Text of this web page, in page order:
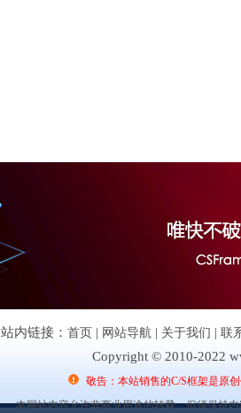
站内链接： 首页 | 网站导航 | 关于我们 | 联
Copyright © 2010-2022
敬告：本站销售的C/S框架是原
本网站内容允许非商业用途的转载，但须保持